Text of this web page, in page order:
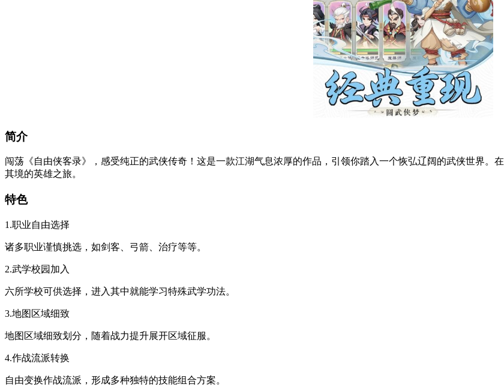
简介
闯荡《自由侠客录》，感受纯正的武侠传奇！这是一款江湖气息浓厚的作品，引领你踏入一个恢弘辽阔的武侠世界。
其境的英雄之旅。
特色
1.职业自由选择
诸多职业谨慎挑选，如剑客、弓箭、治疗等等。
2.武学校园加入
六所学校可供选择，进入其中就能学习特殊武学功法。
3.地图区域细致
地图区域细致划分，随着战力提升展开区域征服。
4.作战流派转换
自由变换作战流派，形成多种独特的技能组合方案。